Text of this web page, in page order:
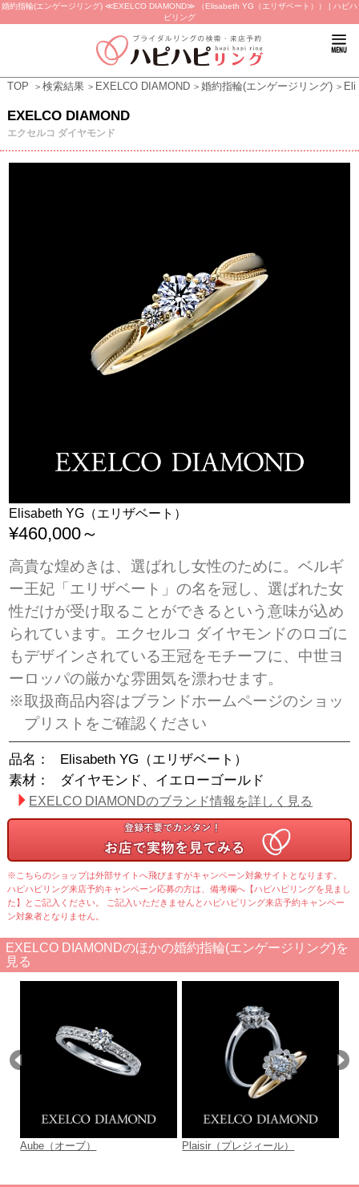
婚約指輪(エンゲージリング) ≪EXELCO DIAMOND≫ （Elisabeth YG（エリザベート）） | ハピハ
ピリング
TOP 検索結果 EXELCO DIAMOND 婚約指輪(エンゲージリング)
EXELCO DIAMOND
エクセルコ ダイヤモンド
Elisabeth YG（エリザベート）
¥460,000～
高貴な煌めきは、選ばれし女性のために。ベルギ
ー王妃「エリザベート」の名を冠し、選ばれた女
性だけが受け取ることができるという意味が込め
られています。エクセルコ ダイヤモンドのロゴに
もデザインされている王冠をモチーフに、中世ヨ
ーロッパの厳かな雰囲気を漂わせます。
※取扱商品内容はブランドホームページのショッ
プリストをご確認ください
品名：
Elisabeth YG（エリザベート）
素材：
ダイヤモンド、イエローゴールド
EXELCO DIAMONDのブランド情報を詳しく見る
※こちらのショップは外部サイトへ飛びますがキャンペーン対象サイトとなります。
ハピハピリング来店予約キャンペーン応募の方は、備考欄へ【ハピハピリングを見まし
た】とご記入ください。 ご記入いただきませんとハピハピリング来店予約キャンペー
ン対象者となりません。
EXELCO DIAMONDのほかの婚約指輪(エンゲージリング)を
見る
Aube（オーブ） Plaisir（プレジィール）